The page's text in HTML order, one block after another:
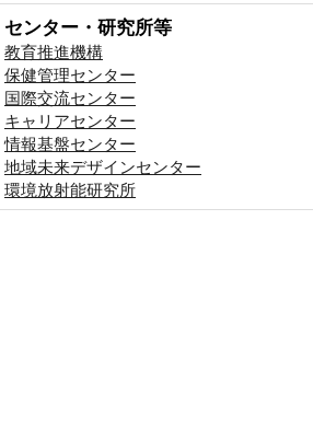
センター・研究所等
教育推進機構
保健管理センター
国際交流センター
キャリアセンター
情報基盤センター
地域未来デザインセンター
環境放射能研究所